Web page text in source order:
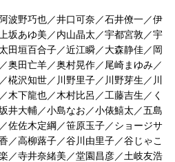
波野巧也／井口可奈／石井僚一／伊
坂あゆ美／内山晶太／宇都宮敦／宇
田垣百合子／近江瞬／大森静佳／岡
奥田亡羊／奥村晃作／尾崎まゆみ／
椛沢知世／川野里子／川野芽生／川
木下龍也／木村比呂／工藤吉生／く
井大輔／小島なお／小俵鱚太／五島
佐佐木定綱／笹原玉子／ショージサ
／高柳蕗子／谷川由里子／谷じゃこ
／寺井奈緒美／堂園昌彦／土岐友浩